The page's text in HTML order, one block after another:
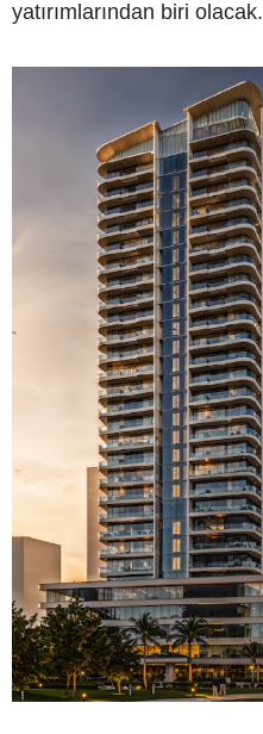
yatırımlarından biri olacak.